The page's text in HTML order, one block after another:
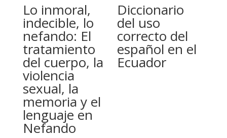
Lo inmoral,
indecible, lo
nefando: El
tratamiento
del cuerpo, la
violencia
sexual, la
memoria y el
lenguaje en
Nefando
Diccionario
del uso
correcto del
español en el
Ecuador